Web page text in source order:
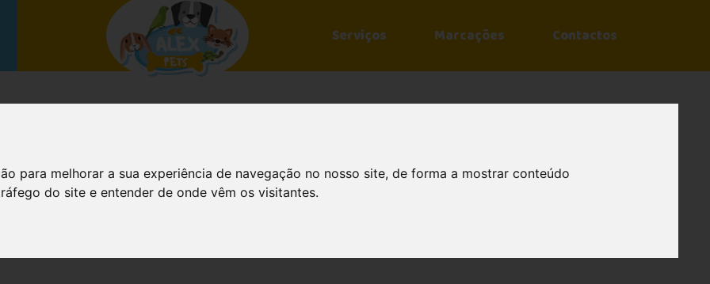
para melhorar a sua experiência de navegação no nosso site, de forma a mostrar conteúdo
do site e entender de onde vêm os visitantes.
Serviços Marcações Contactos